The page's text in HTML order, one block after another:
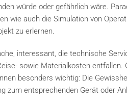
würde oder gefährlich wäre.
wie auch die Simulation von
zu erlernen.
interessant, die technische
sowie Materialkosten
besonders wichtig: Die
zum entsprechenden Gerät oder